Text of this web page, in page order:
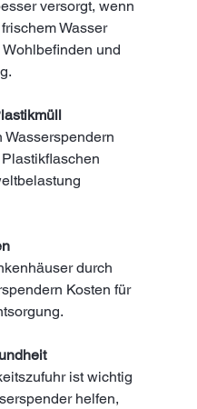
Wasser
und
Kosten für
helfen,